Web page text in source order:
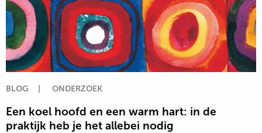
BLOG ONDERZOEK
Een koel hoofd en een warm hart: in de
praktijk heb je het allebei nodig